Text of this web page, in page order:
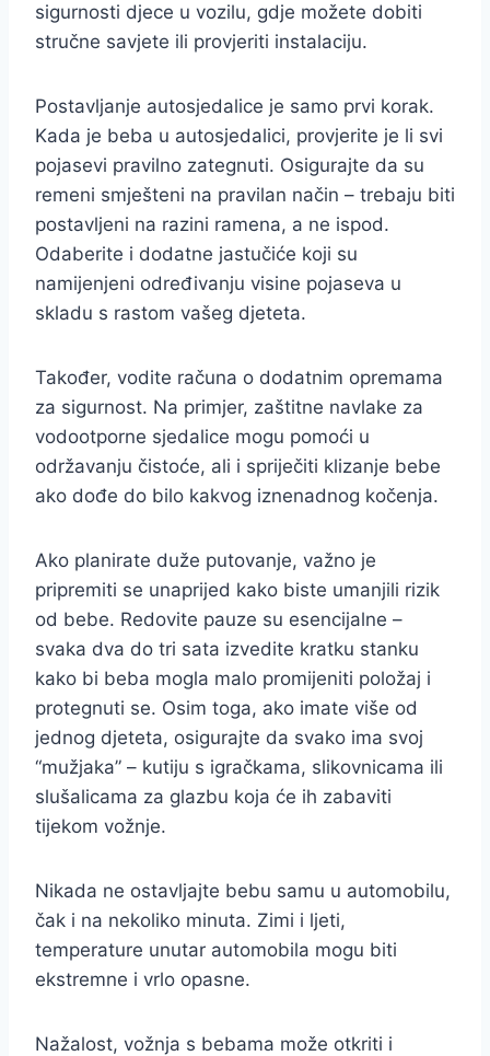
sigurnosti djece u vozilu, gdje možete dobiti
stručne savjete ili provjeriti instalaciju.
Postavljanje autosjedalice je samo prvi korak.
Kada je beba u autosjedalici, provjerite je li svi
pojasevi pravilno zategnuti. Osigurajte da su
remeni smješteni na pravilan način – trebaju biti
postavljeni na razini ramena, a ne ispod.
Odaberite i dodatne jastučiće koji su
namijenjeni određivanju visine pojaseva u
skladu s rastom vašeg djeteta.
Također, vodite računa o dodatnim opremama
za sigurnost. Na primjer, zaštitne navlake za
vodootporne sjedalice mogu pomoći u
održavanju čistoće, ali i spriječiti klizanje bebe
ako dođe do bilo kakvog iznenadnog kočenja.
Ako planirate duže putovanje, važno je
pripremiti se unaprijed kako biste umanjili rizik
od bebe. Redovite pauze su esencijalne –
svaka dva do tri sata izvedite kratku stanku
kako bi beba mogla malo promijeniti položaj i
protegnuti se. Osim toga, ako imate više od
jednog djeteta, osigurajte da svako ima svoj
“mužjaka” – kutiju s igračkama, slikovnicama ili
slušalicama za glazbu koja će ih zabaviti
tijekom vožnje.
Nikada ne ostavljajte bebu samu u automobilu,
čak i na nekoliko minuta. Zimi i ljeti,
temperature unutar automobila mogu biti
ekstremne i vrlo opasne.
Nažalost, vožnja s bebama može otkriti i